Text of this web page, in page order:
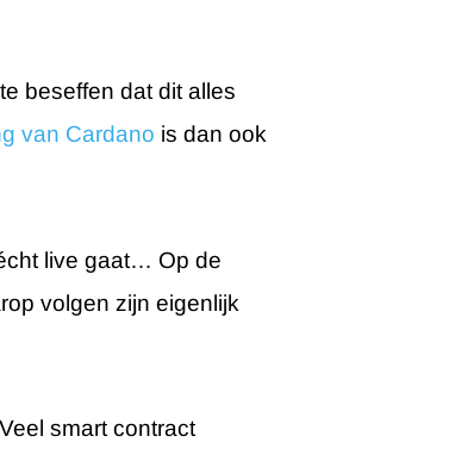
beseffen dat dit alles
van Cardano is dan ook
live gaat… Op de
volgen zijn eigenlijk
smart contract